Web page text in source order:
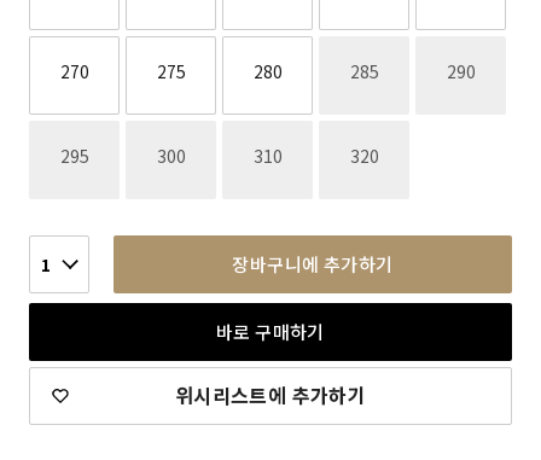
270 275 280 285재고없음 290재고없음
295재고없음 300재고없음 310재고없음 320재고없음
1 장바구니에 추가하기
바로 구매하기
위시리스트에 추가하기